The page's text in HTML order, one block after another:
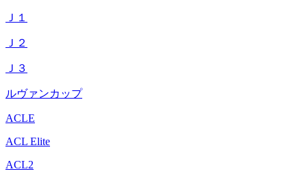
Ｊ１
Ｊ２
Ｊ３
ルヴァンカップ
ACLE
ACL Elite
ACL2